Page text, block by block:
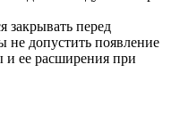
закрывать перед
не допустить появление
и ее расширения при